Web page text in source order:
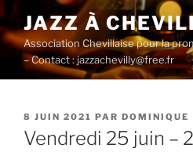
au
contenu
principal
JAZZ À
Association Chevillaise pour la
– Contact : jazzachevilly@free.fr
PUBLIÉ
LE
8 JUIN 2021 PAR DOMINIQUE
Vendredi 25 juin –